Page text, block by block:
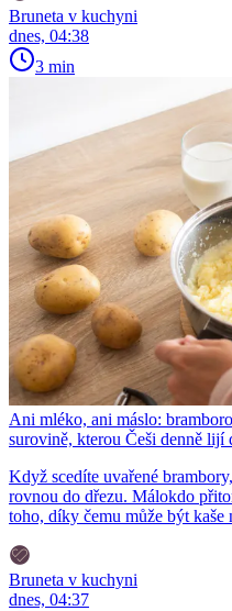
Bruneta v kuchyni
dnes, 04:38
3 min
Ani mléko, ani máslo:
surovině, kterou Češi denně lijí
Když scedíte uvařené
rovnou do dřezu. Málokdo
toho, díky čemu může být kaše
Bruneta v kuchyni
dnes, 04:37